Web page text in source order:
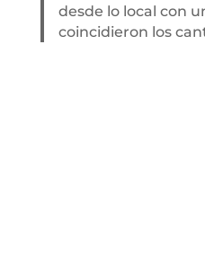
desde lo local con
coincidieron los